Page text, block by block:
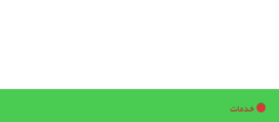
خدمات